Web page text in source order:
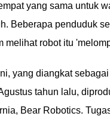
yang sama untuk
Beberapa penduduk
melihat robot itu
yang diangkat
tahun lalu,
Bear Robotics.